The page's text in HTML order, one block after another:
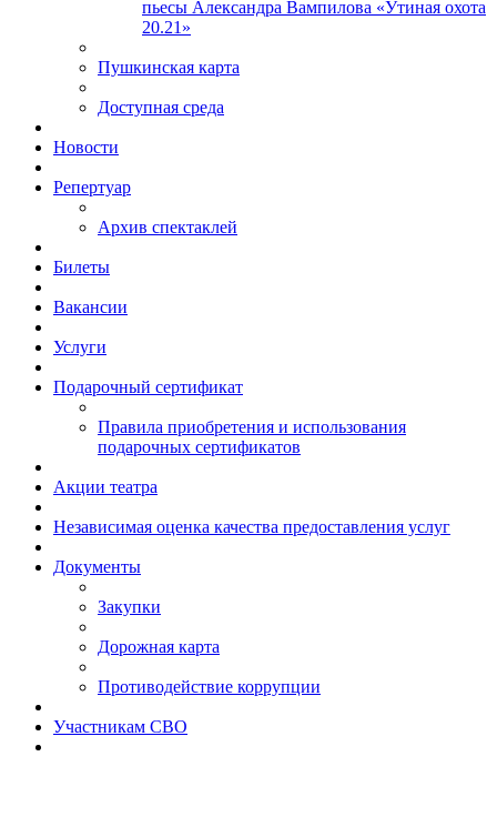
пьесы Александра Вампилова «Утиная охота
20.21»
Пушкинская карта
Доступная среда
Новости
Репертуар
Архив спектаклей
Билеты
Вакансии
Услуги
Подарочный сертификат
Правила приобретения и использования
подарочных сертификатов
Акции театра
Независимая оценка качества предоставления услуг
Документы
Закупки
Дорожная карта
Противодействие коррупции
Участникам СВО